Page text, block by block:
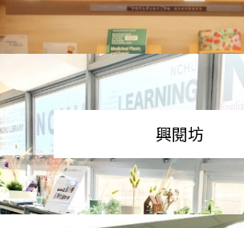
興閱坊